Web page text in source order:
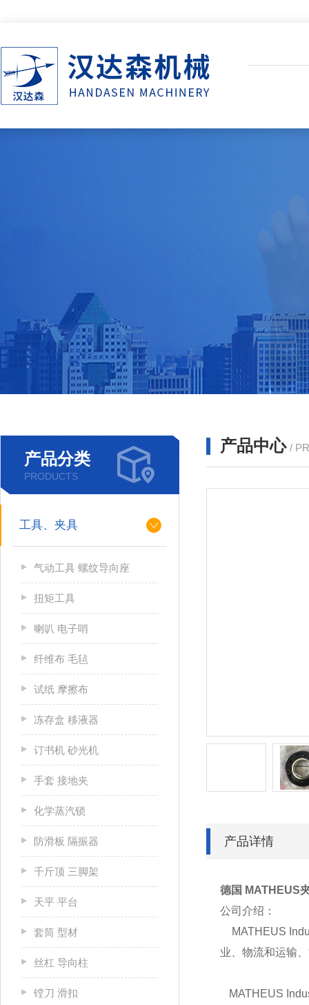
产品分类
PRODUCTS
工具、夹具
气动工具 螺纹导向座
扭矩工具
喇叭 电子哨
纤维布 毛毡
试纸 摩擦布
冻存盒 移液器
订书机 砂光机
手套 接地夹
化学蒸汽锁
防滑板 隔振器
千斤顶 三脚架
天平 平台
套筒 型材
丝杠 导向柱
镗刀 滑扣
产品中心 /
产品详情
德国 MATHEUS
公司介绍：
MATHEUS
业、物流和运输
MATHEUS